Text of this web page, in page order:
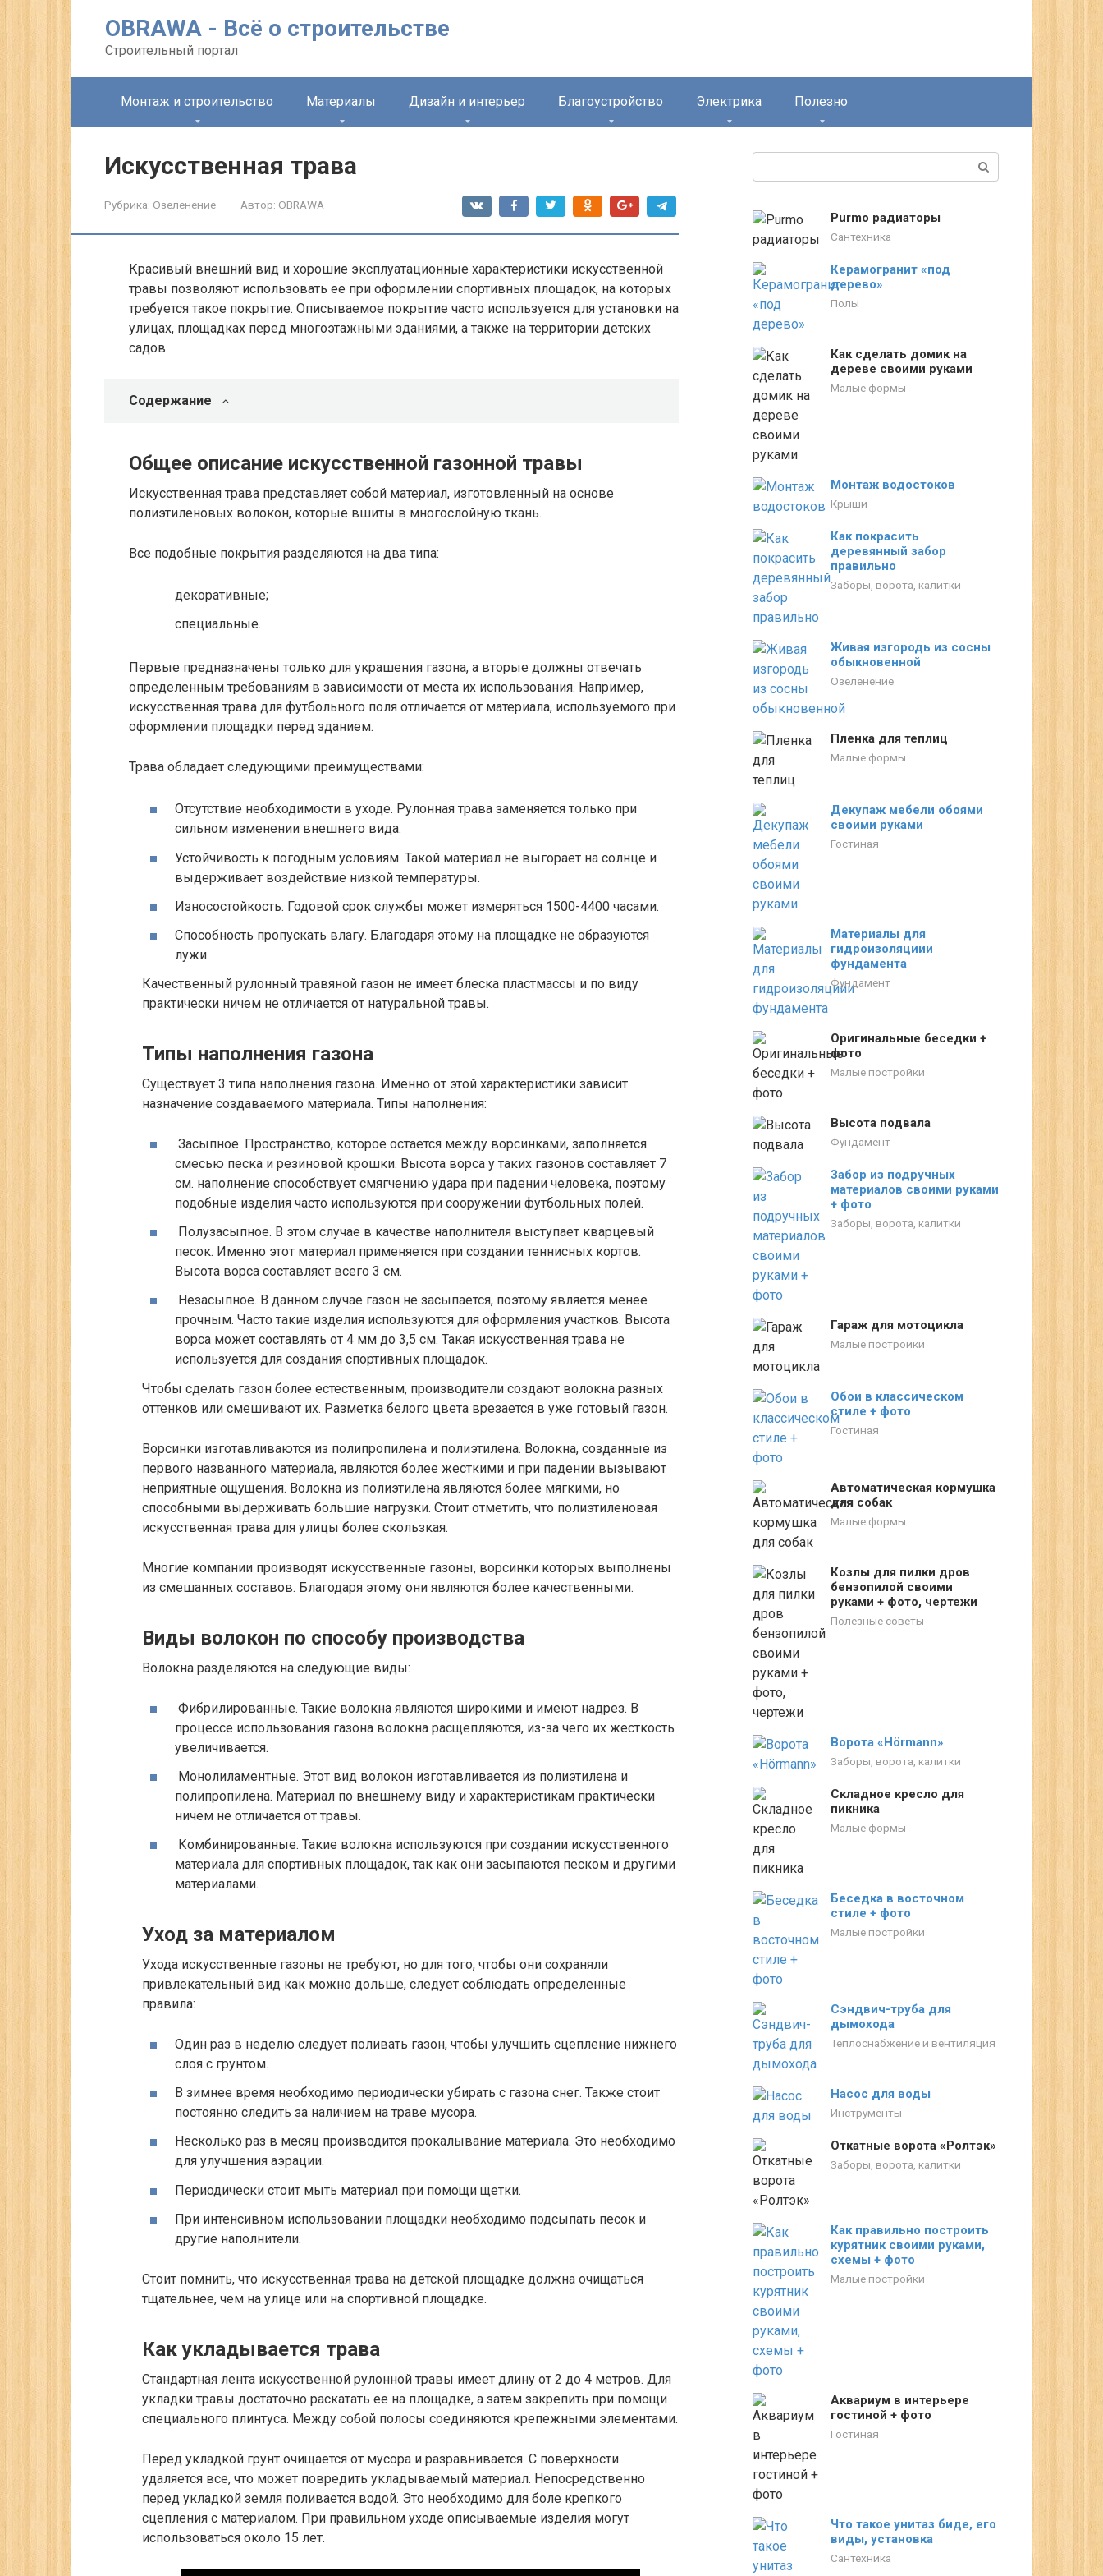
OBRAWA - Всё о строительстве
Строительный портал
Монтаж и строительство Материалы Дизайн и интерьер Благоустройство Электрика Полезно
Искусственная трава
Рубрика: Озеленение Автор: OBRAWA
Красивый внешний вид и хорошие эксплуатационные характеристики искусственной
травы позволяют использовать ее при оформлении спортивных площадок, на которых
требуется такое покрытие. Описываемое покрытие часто используется для установки на
улицах, площадках перед многоэтажными зданиями, а также на территории детских
садов.
Содержание
Общее описание искусственной газонной травы
Искусственная трава представляет собой материал, изготовленный на основе
полиэтиленовых волокон, которые вшиты в многослойную ткань.
Все подобные покрытия разделяются на два типа:
декоративные;
специальные.
Первые предназначены только для украшения газона, а вторые должны отвечать
определенным требованиям в зависимости от места их использования. Например,
искусственная трава для футбольного поля отличается от материала, используемого при
оформлении площадки перед зданием.
Трава обладает следующими преимуществами:
Отсутствие необходимости в уходе. Рулонная трава заменяется только при
сильном изменении внешнего вида.
Устойчивость к погодным условиям. Такой материал не выгорает на солнце и
выдерживает воздействие низкой температуры.
Износостойкость. Годовой срок службы может измеряться 1500-4400 часами.
Способность пропускать влагу. Благодаря этому на площадке не образуются
лужи.
Качественный рулонный травяной газон не имеет блеска пластмассы и по виду
практически ничем не отличается от натуральной травы.
Типы наполнения газона
Существует 3 типа наполнения газона. Именно от этой характеристики зависит
назначение создаваемого материала. Типы наполнения:
Засыпное. Пространство, которое остается между ворсинками, заполняется
смесью песка и резиновой крошки. Высота ворса у таких газонов составляет 7
см. наполнение способствует смягчению удара при падении человека, поэтому
подобные изделия часто используются при сооружении футбольных полей.
Полузасыпное. В этом случае в качестве наполнителя выступает кварцевый
песок. Именно этот материал применяется при создании теннисных кортов.
Высота ворса составляет всего 3 см.
Незасыпное. В данном случае газон не засыпается, поэтому является менее
прочным. Часто такие изделия используются для оформления участков. Высота
ворса может составлять от 4 мм до 3,5 см. Такая искусственная трава не
используется для создания спортивных площадок.
Чтобы сделать газон более естественным, производители создают волокна разных
оттенков или смешивают их. Разметка белого цвета врезается в уже готовый газон.
Ворсинки изготавливаются из полипропилена и полиэтилена. Волокна, созданные из
первого названного материала, являются более жесткими и при падении вызывают
неприятные ощущения. Волокна из полиэтилена являются более мягкими, но
способными выдерживать большие нагрузки. Стоит отметить, что полиэтиленовая
искусственная трава для улицы более скользкая.
Многие компании производят искусственные газоны, ворсинки которых выполнены
из смешанных составов. Благодаря этому они являются более качественными.
Виды волокон по способу производства
Волокна разделяются на следующие виды:
Фибрилированные. Такие волокна являются широкими и имеют надрез. В
процессе использования газона волокна расщепляются, из-за чего их жесткость
увеличивается.
Монолиламентные. Этот вид волокон изготавливается из полиэтилена и
полипропилена. Материал по внешнему виду и характеристикам практически
ничем не отличается от травы.
Комбинированные. Такие волокна используются при создании искусственного
материала для спортивных площадок, так как они засыпаются песком и другими
материалами.
Уход за материалом
Ухода искусственные газоны не требуют, но для того, чтобы они сохраняли
привлекательный вид как можно дольше, следует соблюдать определенные
правила:
Один раз в неделю следует поливать газон, чтобы улучшить сцепление нижнего
слоя с грунтом.
В зимнее время необходимо периодически убирать с газона снег. Также стоит
постоянно следить за наличием на траве мусора.
Несколько раз в месяц производится прокалывание материала. Это необходимо
для улучшения аэрации.
Периодически стоит мыть материал при помощи щетки.
При интенсивном использовании площадки необходимо подсыпать песок и
другие наполнители.
Стоит помнить, что искусственная трава на детской площадке должна очищаться
тщательнее, чем на улице или на спортивной площадке.
Как укладывается трава
Стандартная лента искусственной рулонной травы имеет длину от 2 до 4 метров. Для
укладки травы достаточно раскатать ее на площадке, а затем закрепить при помощи
специального плинтуса. Между собой полосы соединяются крепежными элементами.
Перед укладкой грунт очищается от мусора и разравнивается. С поверхности
удаляется все, что может повредить укладываемый материал. Непосредственно
перед укладкой земля поливается водой. Это необходимо для боле крепкого
сцепления с материалом. При правильном уходе описываемые изделия могут
использоваться около 15 лет.
Purmo радиаторы
Сантехника
Керамогранит «под
дерево»
Полы
Как сделать домик на
дереве своими руками
Малые формы
Монтаж водостоков
Крыши
Как покрасить
деревянный забор
правильно
Заборы, ворота, калитки
Живая изгородь из сосны
обыкновенной
Озеленение
Пленка для теплиц
Малые формы
Декупаж мебели обоями
своими руками
Гостиная
Материалы для
гидроизоляциии
фундамента
Фундамент
Оригинальные беседки +
фото
Малые постройки
Высота подвала
Фундамент
Забор из подручных
материалов своими руками
+ фото
Заборы, ворота, калитки
Гараж для мотоцикла
Малые постройки
Обои в классическом
стиле + фото
Гостиная
Автоматическая кормушка
для собак
Малые формы
Козлы для пилки дров
бензопилой своими
руками + фото, чертежи
Полезные советы
Ворота «Hörmann»
Заборы, ворота, калитки
Складное кресло для
пикника
Малые формы
Беседка в восточном
стиле + фото
Малые постройки
Сэндвич-труба для
дымохода
Теплоснабжение и вентиляция
Насос для воды
Инструменты
Откатные ворота «Ролтэк»
Заборы, ворота, калитки
Как правильно построить
курятник своими руками,
схемы + фото
Малые постройки
Аквариум в интерьере
гостиной + фото
Гостиная
Что такое унитаз биде, его
виды, установка
Сантехника